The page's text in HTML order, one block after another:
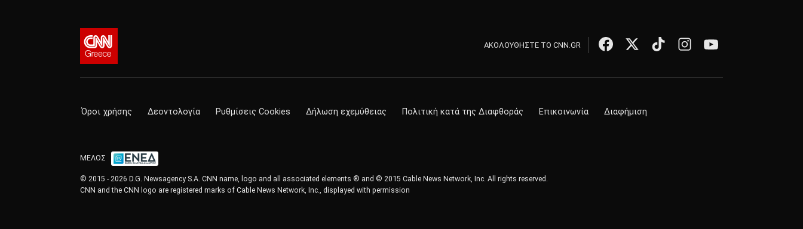
ΑΚΟΛΟΥΘΗΣΤΕ ΤΟ CNN.GR
Όροι χρήσης Δεοντολογία Ρυθμίσεις Cookies Δήλωση εχεμύθειας Πολιτική κατά της Διαφθοράς Επικοινωνία Διαφήμιση
ΜΕΛΟΣ
© 2015 - 2026 D.G. Newsagency S.A. CNN name, logo and all associated elements ® and © 2015 Cable News Network, Inc. All rights reserved.
CNN and the CNN logo are registered marks of Cable News Network, Inc., displayed with permission